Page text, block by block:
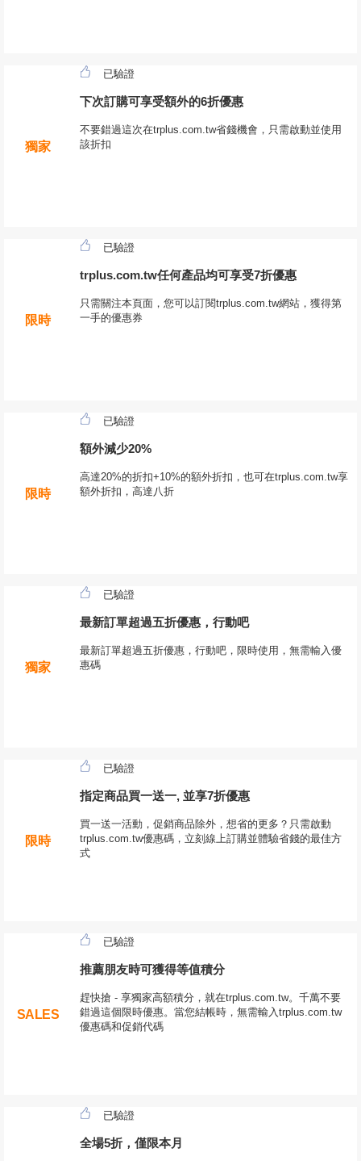
獨家
已驗證
下次訂購可享受額外的6折優惠
不要錯過這次在trplus.com.tw省錢機會，只需啟動並使用
該折扣
限時
已驗證
trplus.com.tw任何產品均可享受7折優惠
只需關注本頁面，您可以訂閱trplus.com.tw網站，獲得第
一手的優惠券
限時
已驗證
額外減少20%
高達20%的折扣+10%的額外折扣，也可在trplus.com.tw享
額外折扣，高達八折
獨家
已驗證
最新訂單超過五折優惠，行動吧
最新訂單超過五折優惠，行動吧，限時使用，無需輸入優
惠碼
限時
已驗證
指定商品買一送一, 並享7折優惠
買一送一活動，促銷商品除外，想省的更多？只需啟動
trplus.com.tw優惠碼，立刻線上訂購並體驗省錢的最佳方
式
SALES
已驗證
推薦朋友時可獲得等值積分
趕快搶 - 享獨家高額積分，就在trplus.com.tw。千萬不要
錯過這個限時優惠。當您結帳時，無需輸入trplus.com.tw
優惠碼和促銷代碼
已驗證
全場5折，僅限本月